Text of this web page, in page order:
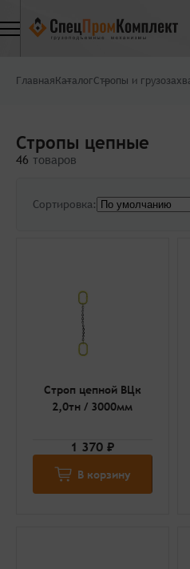
ГлавнаяКаталогСтропы и
Стропы цепные
46 товаров
Сортировка:
Строп цепной ВЦк
2,0тн / 3000мм
1 370 ₽
В корзину